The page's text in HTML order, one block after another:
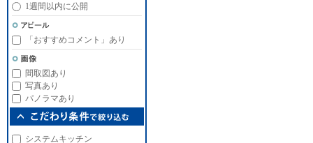
1週間以内に公開
「おすすめコメント」あり
間取図あり
写真あり
パノラマあり
システムキッチン